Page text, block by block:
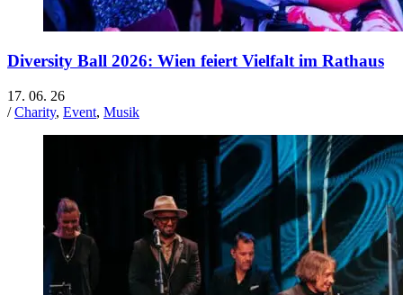
Diversity Ball 2026: Wien feiert Vielfalt im Rathaus
17. 06. 26
/Charity, Event, Musik